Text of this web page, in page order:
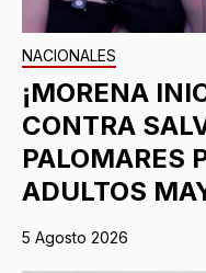
NACIONALES
¡MORENA
CONTRA
PALOMARES
ADULTOS
5 Agosto 2026